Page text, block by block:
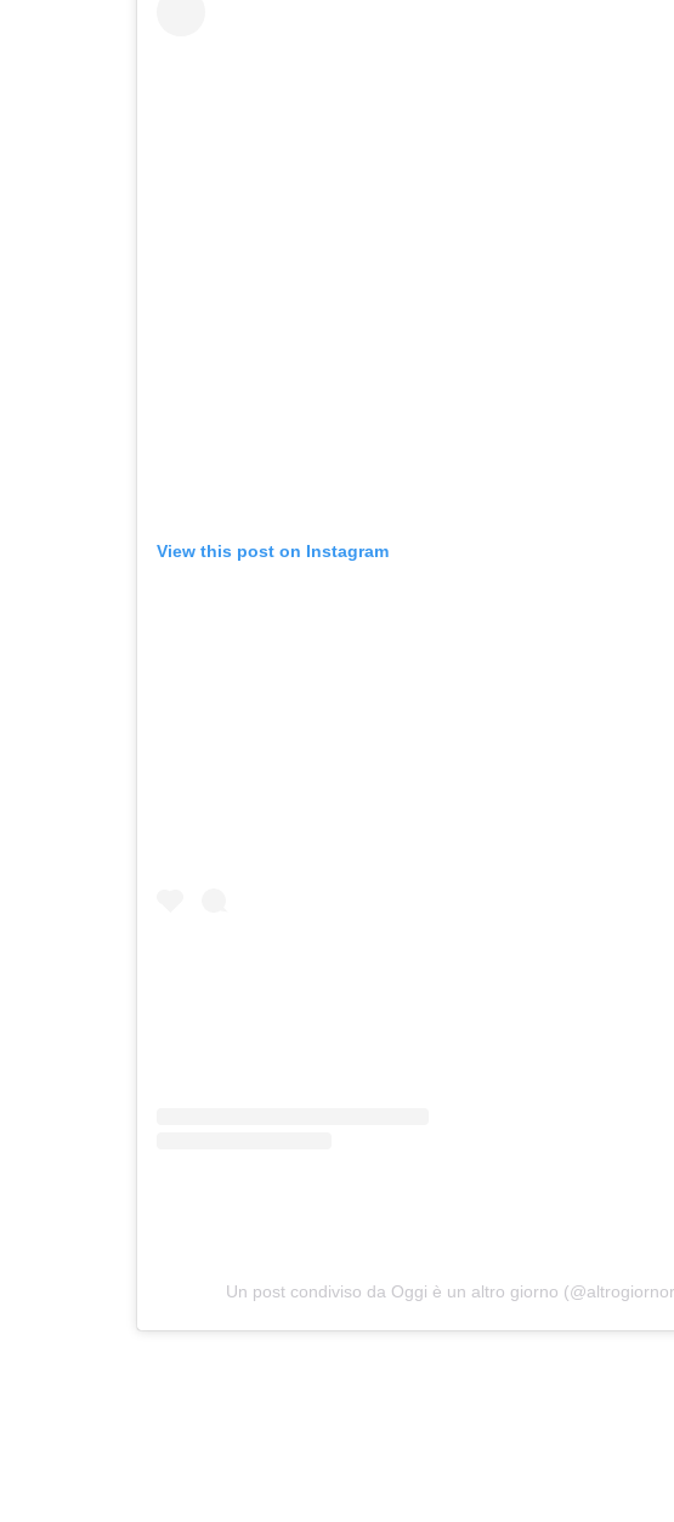
View this post on Instagram
Un post condiviso da Oggi è un altro giorno